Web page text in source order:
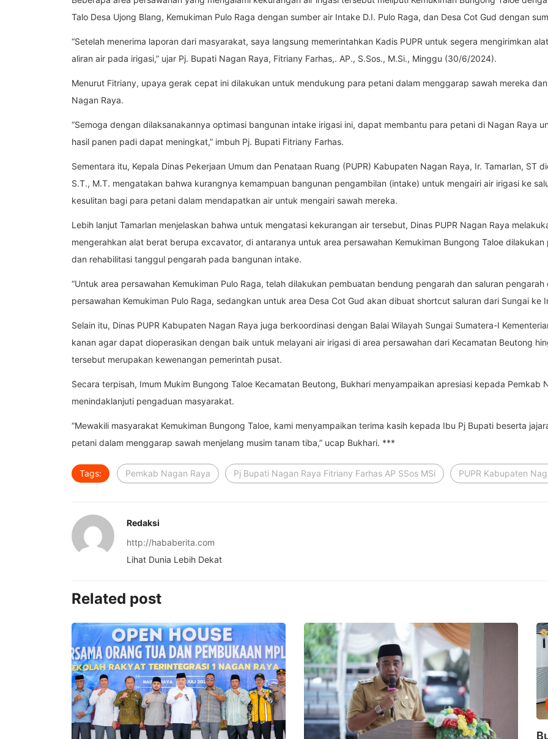
Talo Desa Ujong Blang, Kemukiman Pulo Raga dengan sumber air Intake D.I. Pulo Raga, dan Desa Cot Gud dengan
“Setelah menerima laporan dari masyarakat, saya langsung memerintahkan Kadis PUPR untuk segera mengirimkan
aliran air pada irigasi,” ujar Pj. Bupati Nagan Raya, Fitriany Farhas,. AP., S.Sos., M.Si., Minggu (30/6/2024).
Menurut Fitriany, upaya gerak cepat ini dilakukan untuk mendukung para petani dalam menggarap sawah mereka
Nagan Raya.
“Semoga dengan dilaksanakannya optimasi bangunan intake irigasi ini, dapat membantu para petani di Nagan Raya
hasil panen padi dapat meningkat,” imbuh Pj. Bupati Fitriany Farhas.
Sementara itu, Kepala Dinas Pekerjaan Umum dan Penataan Ruang (PUPR) Kabupaten Nagan Raya, Ir. Tamarlan, ST
S.T., M.T. mengatakan bahwa kurangnya kemampuan bangunan pengambilan (intake) untuk mengairi air irigasi ke
kesulitan bagi para petani dalam mendapatkan air untuk mengairi sawah mereka.
Lebih lanjut Tamarlan menjelaskan bahwa untuk mengatasi kekurangan air tersebut, Dinas PUPR Nagan Raya
mengerahkan alat berat berupa excavator, di antaranya untuk area persawahan Kemukiman Bungong Taloe
dan rehabilitasi tanggul pengarah pada bangunan intake.
“Untuk area persawahan Kemukiman Pulo Raga, telah dilakukan pembuatan bendung pengarah dan saluran
persawahan Kemukiman Pulo Raga, sedangkan untuk area Desa Cot Gud akan dibuat shortcut saluran dari Sungai ke
Selain itu, Dinas PUPR Kabupaten Nagan Raya juga berkoordinasi dengan Balai Wilayah Sungai Sumatera-I
kanan agar dapat dioperasikan dengan baik untuk melayani air irigasi di area persawahan dari Kecamatan Beutong
tersebut merupakan kewenangan pemerintah pusat.
Secara terpisah, Imum Mukim Bungong Taloe Kecamatan Beutong, Bukhari menyampaikan apresiasi kepada Pemkab
menindaklanjuti pengaduan masyarakat.
“Mewakili masyarakat Kemukiman Bungong Taloe, kami menyampaikan terima kasih kepada Ibu Pj Bupati beserta
petani dalam menggarap sawah menjelang musim tanam tiba,” ucap Bukhari. ***
Tags: Pemkab Nagan Raya Pj Bupati Nagan Raya Fitriany Farhas AP SSos MSi PUPR Kabupaten
Redaksi
http://hababerita.com
Lihat Dunia Lebih Dekat
Related post